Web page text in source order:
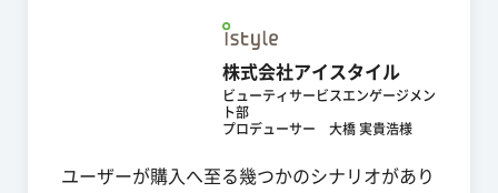
株式会社アイスタイル
ビューティサービスエンゲージメン
ト部
プロデューサー 大橋 実貴浩様
ユーザーが購入へ至る幾つかのシナリオがあり